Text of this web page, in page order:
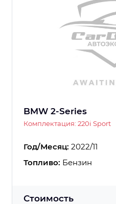
BMW 2-Series
Комплектация: 220i Sport
Год/Месяц: 2022/11
Топливо: Бензин
Стоимость